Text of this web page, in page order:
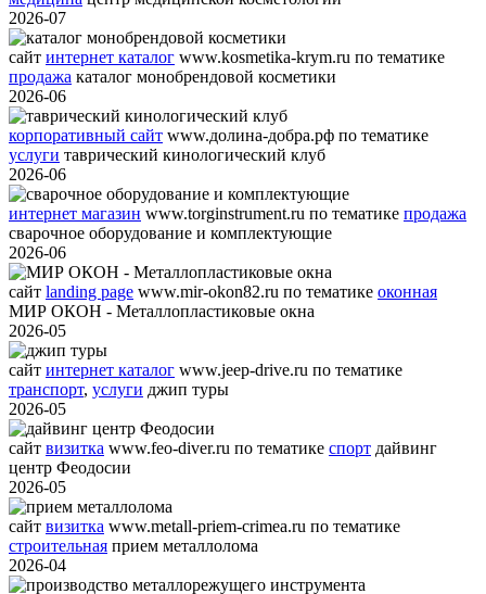
2026-07
сайт интернет каталог www.kosmetika-krym.ru по тематике
продажа каталог монобрендовой косметики
2026-06
корпоративный сайт www.долина-добра.рф по тематике
услуги таврический кинологический клуб
2026-06
интернет магазин www.torginstrument.ru по тематике продажа
сварочное оборудование и комплектующие
2026-06
сайт landing page www.mir-okon82.ru по тематике оконная
МИР ОКОН - Металлопластиковые окна
2026-05
сайт интернет каталог www.jeep-drive.ru по тематике
транспорт, услуги джип туры
2026-05
сайт визитка www.feo-diver.ru по тематике спорт дайвинг
центр Феодосии
2026-05
сайт визитка www.metall-priem-crimea.ru по тематике
строительная прием металлолома
2026-04